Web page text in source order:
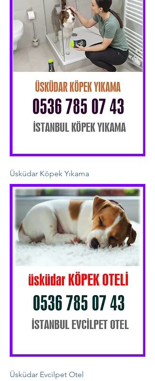
Üsküdar Köpek Yıkama
Üsküdar Evcilpet Otel